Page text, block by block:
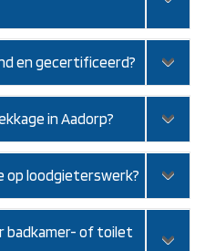
en gecertificeerd?
in Aadorp?
op loodgieterswerk?
badkamer- of toilet